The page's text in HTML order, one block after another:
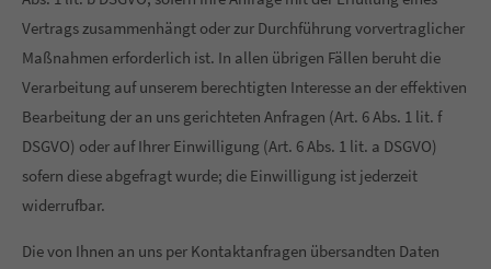
Vertrags zusammenhängt oder zur Durchführung vorvertraglicher
Maßnahmen erforderlich ist. In allen übrigen Fällen beruht die
Verarbeitung auf unserem berechtigten Interesse an der effektiven
Bearbeitung der an uns gerichteten Anfragen (Art. 6 Abs. 1 lit. f
DSGVO) oder auf Ihrer Einwilligung (Art. 6 Abs. 1 lit. a DSGVO)
sofern diese abgefragt wurde; die Einwilligung ist jederzeit
widerrufbar.
Die von Ihnen an uns per Kontaktanfragen übersandten Daten